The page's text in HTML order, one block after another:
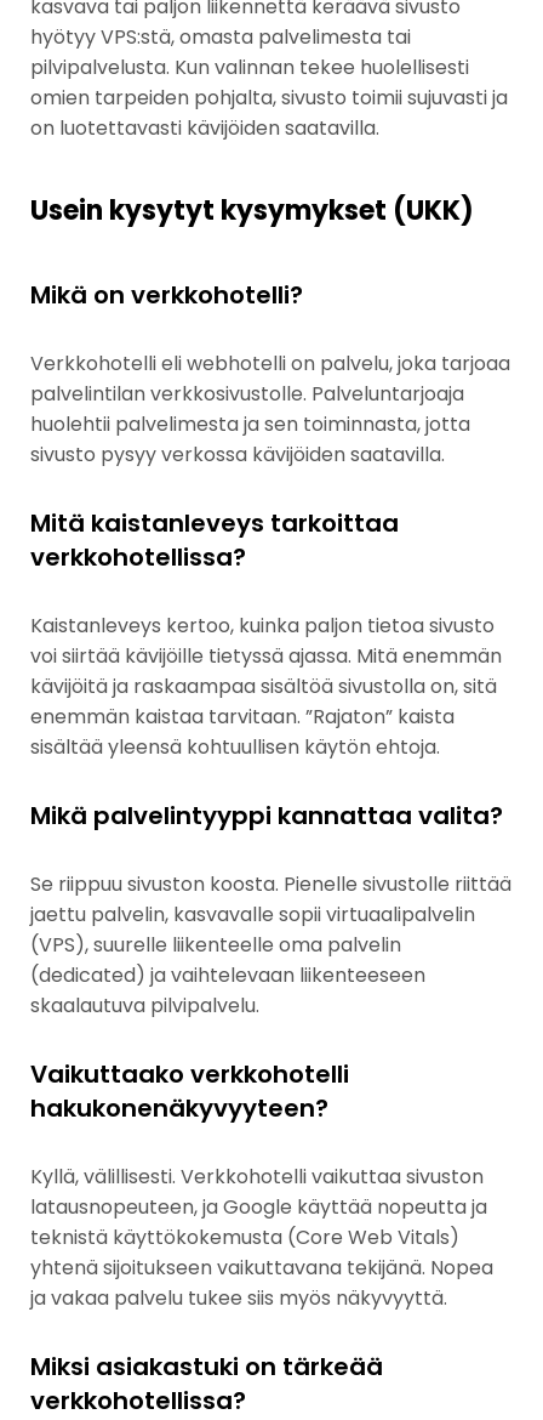
kasvava tai paljon liikennettä keräävä sivusto
hyötyy VPS:stä, omasta palvelimesta tai
pilvipalvelusta. Kun valinnan tekee huolellisesti
omien tarpeiden pohjalta, sivusto toimii sujuvasti ja
on luotettavasti kävijöiden saatavilla.
Usein kysytyt kysymykset (UKK)
Mikä on verkkohotelli?
Verkkohotelli eli webhotelli on palvelu, joka tarjoaa
palvelintilan verkkosivustolle. Palveluntarjoaja
huolehtii palvelimesta ja sen toiminnasta, jotta
sivusto pysyy verkossa kävijöiden saatavilla.
Mitä kaistanleveys tarkoittaa
verkkohotellissa?
Kaistanleveys kertoo, kuinka paljon tietoa sivusto
voi siirtää kävijöille tietyssä ajassa. Mitä enemmän
kävijöitä ja raskaampaa sisältöä sivustolla on, sitä
enemmän kaistaa tarvitaan. ”Rajaton” kaista
sisältää yleensä kohtuullisen käytön ehtoja.
Mikä palvelintyyppi kannattaa valita?
Se riippuu sivuston koosta. Pienelle sivustolle riittää
jaettu palvelin, kasvavalle sopii virtuaalipalvelin
(VPS), suurelle liikenteelle oma palvelin
(dedicated) ja vaihtelevaan liikenteeseen
skaalautuva pilvipalvelu.
Vaikuttaako verkkohotelli
hakukonenäkyvyyteen?
Kyllä, välillisesti. Verkkohotelli vaikuttaa sivuston
latausnopeuteen, ja Google käyttää nopeutta ja
teknistä käyttökokemusta (Core Web Vitals)
yhtenä sijoitukseen vaikuttavana tekijänä. Nopea
ja vakaa palvelu tukee siis myös näkyvyyttä.
Miksi asiakastuki on tärkeää
verkkohotellissa?